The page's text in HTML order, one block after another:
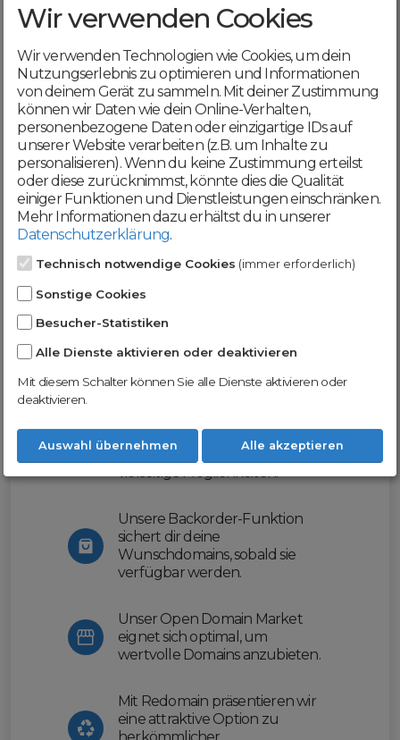
E-Mail
Mit deiner Registrierung bestätigst du,
dass du dieAGBund
Datenschutzerklärung akzeptierst
Weiter
Werde jetzt Teil der
DomainCatcher-
Community!
Nutze unsere Erfahrung und profitiere
erleichtern wir dir den
Domainhandel und bieten dir
vielseitige Möglichkeiten.
Unsere Backorder-Funktion
sichert dir deine
Wunschdomains, sobald sie
verfügbar werden.
Unser Open Domain Market
eignet sich optimal, um
wertvolle Domains anzubieten.
Mit Redomain präsentieren wir
eine attraktive Option zu
Wir verwenden Cookies
Wir verwenden Technologien wie Cookies, um dein
Nutzungserlebnis zu optimieren und Informationen
von deinem Gerät zu sammeln. Mit deiner Zustimmung
können wir Daten wie dein Online-Verhalten,
personenbezogene Daten oder einzigartige IDs auf
unserer Website verarbeiten (z.B. um Inhalte zu
personalisieren). Wenn du keine Zustimmung erteilst
oder diese zurücknimmst, könnte dies die Qualität
einiger Funktionen und Dienstleistungen einschränken.
Mehr Informationen dazu erhältst du in unserer
Datenschutzerklärung.
Technisch notwendige Cookies (immer erforderlich)
Sonstige Cookies
Besucher-Statistiken
Alle Dienste aktivieren oder deaktivieren
Mit diesem Schalter können Sie alle Dienste aktivieren oder
deaktivieren.
Auswahl übernehmen Alle akzeptieren